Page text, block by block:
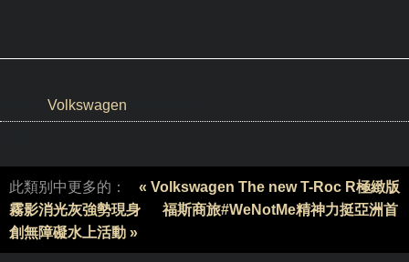
Volkswagen
此類别中更多的：
« Volkswagen The new T-Roc R極緻版
霧影消光灰強勢現身
福斯商旅#WeNotMe精神力挺亞洲首
創無障礙水上活動 »